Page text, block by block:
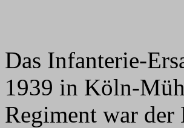
Das Infanterie-
1939 in Köln-
Regiment war